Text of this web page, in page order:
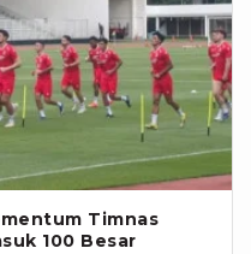
Timnas
100 Besar